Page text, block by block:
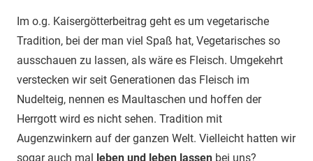
Im o.g. Kaisergötterbeitrag geht es um vegetarische
Tradition, bei der man viel Spaß hat, Vegetarisches so
ausschauen zu lassen, als wäre es Fleisch. Umgekehrt
verstecken wir seit Generationen das Fleisch im
Nudelteig, nennen es Maultaschen und hoffen der
Herrgott wird es nicht sehen. Tradition mit
Augenzwinkern auf der ganzen Welt. Vielleicht hatten wir
sogar auch mal leben und leben lassen bei uns?